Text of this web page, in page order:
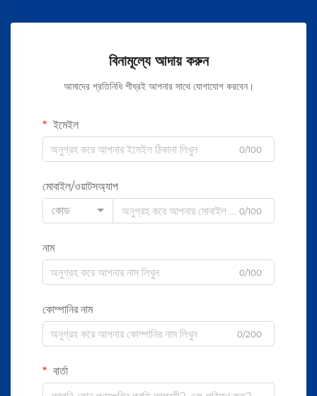
বিনামূল্যে আদায় করুন
আমাদের প্রতিনিধি শীঘ্রই আপনার সাথে যোগাযোগ করবেন।
ইমেইল
0/100
মোবাইল/ওয়াটসঅ্যাপ
কোড
0/100
নাম
0/100
কোম্পানির নাম
0/200
বার্তা